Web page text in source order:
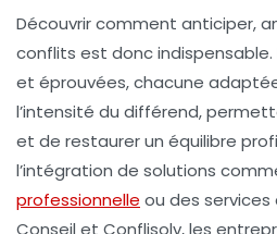
Découvrir comment anticiper,
conflits est donc
et éprouvées, chacune
l’intensité du différend,
et de restaurer un équilibre
l’intégration de solutions
professionnelle ou des